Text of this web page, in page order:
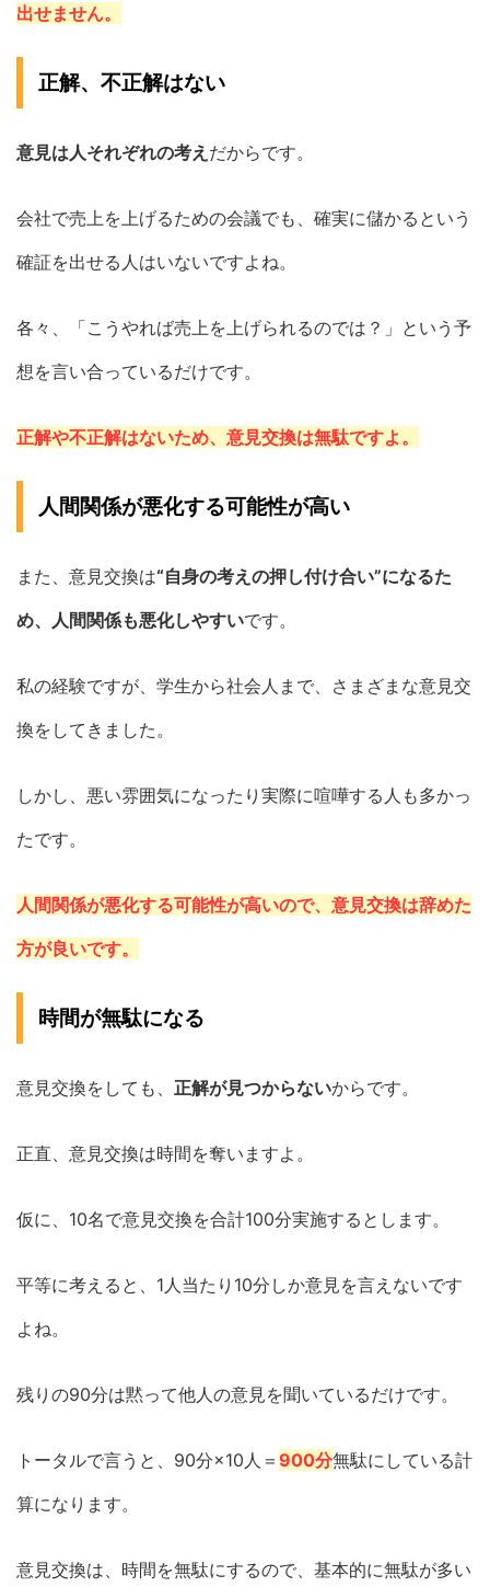
出せません。
正解、不正解はない
意見は人それぞれの考え だからです。
会社で売上を上げるための会議でも、確実に儲かるという
確証を出せる人はいないですよね。
各々、「こうやれば売上を上げられるのでは？」という予
想を言い合っているだけです。
正解や不正解はないため、意見交換は無駄ですよ。
人間関係が悪化する可能性が高い
また、意見交換は“自身の考えの押し付け合い”になるた
め、人間関係も悪化しやすいです。
私の経験ですが、学生から社会人まで、さまざまな意見交
換をしてきました。
しかし、悪い雰囲気になったり実際に喧嘩する人も多かっ
たです。
人間関係が悪化する可能性が高いので、意見交換は辞めた
方が良いです。
時間が無駄になる
意見交換をしても、 正解が見つからないからです。
正直、意見交換は時間を奪いますよ。
仮に、10名で意見交換を合計100分実施するとします。
平等に考えると、1人当たり10分しか意見を言えないです
よね。
残りの90分は黙って他人の意見を聞いているだけです。
トータルで言うと、90分×10人＝ 900分無駄にしている計
算になります。
意見交換は、時間を無駄にするので、基本的に無駄が多い